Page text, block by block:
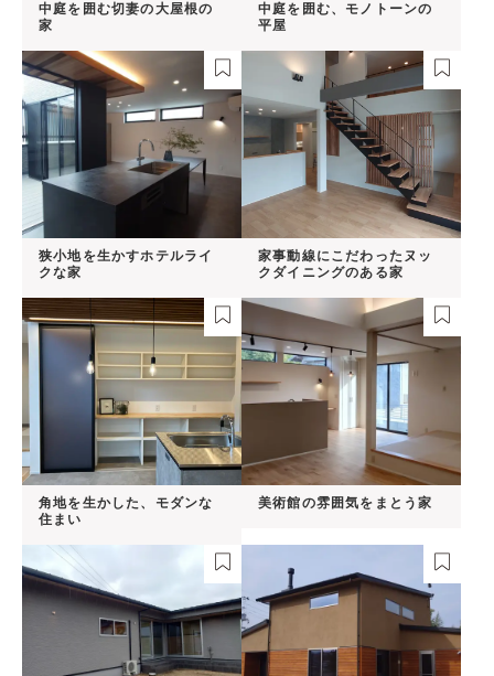
中庭を囲む切妻の大屋根の
家
中庭を囲む、モノトーンの
平屋
狭小地を生かすホテルライ
クな家
家事動線にこだわったヌッ
クダイニングのある家
角地を生かした、モダンな
住まい
美術館の雰囲気をまとう家